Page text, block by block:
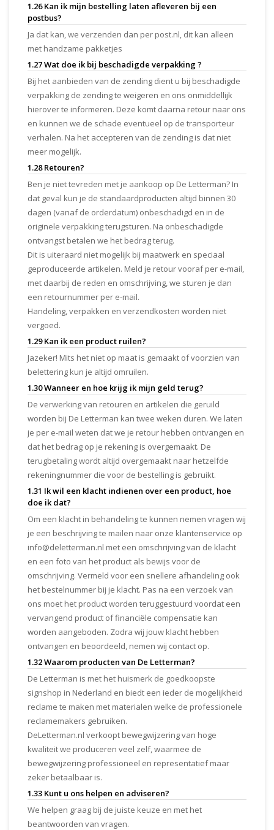
1.26 Kan ik mijn bestelling laten afleveren bij een
postbus?
Ja dat kan, we verzenden dan per post.nl, dit kan alleen
met handzame pakketjes
1.27 Wat doe ik bij beschadigde verpakking ?
Bij het aanbieden van de zending dient u bij beschadigde
verpakking de zending te weigeren en ons onmiddellijk
hierover te informeren. Deze komt daarna retour naar ons
en kunnen we de schade eventueel op de transporteur
verhalen. Na het accepteren van de zending is dat niet
meer mogelijk.
1.28 Retouren?
Ben je niet tevreden met je aankoop op De Letterman? In
dat geval kun je de standaardproducten altijd binnen 30
dagen (vanaf de orderdatum) onbeschadigd en in de
originele verpakking terugsturen. Na onbeschadigde
ontvangst betalen we het bedrag terug.
Dit is uiteraard niet mogelijk bij maatwerk en speciaal
geproduceerde artikelen. Meld je retour vooraf per e-mail,
met daarbij de reden en omschrijving, we sturen je dan
een retournummer per e-mail.
Handeling, verpakken en verzendkosten worden niet
vergoed.
1.29 Kan ik een product ruilen?
Jazeker! Mits het niet op maat is gemaakt of voorzien van
belettering kun je altijd omruilen.
1.30 Wanneer en hoe krijg ik mijn geld terug?
De verwerking van retouren en artikelen die geruild
worden bij De Letterman kan twee weken duren. We laten
je per e-mail weten dat we je retour hebben ontvangen en
dat het bedrag op je rekening is overgemaakt. De
terugbetaling wordt altijd overgemaakt naar hetzelfde
rekeningnummer die voor de bestelling is gebruikt.
1.31 Ik wil een klacht indienen over een product, hoe
doe ik dat?
Om een klacht in behandeling te kunnen nemen vragen wij
je een beschrijving te mailen naar onze klantenservice op
info@deletterman.nl met een omschrijving van de klacht
en een foto van het product als bewijs voor de
omschrijving. Vermeld voor een snellere afhandeling ook
het bestelnummer bij je klacht. Pas na een verzoek van
ons moet het product worden teruggestuurd voordat een
vervangend product of financiële compensatie kan
worden aangeboden. Zodra wij jouw klacht hebben
ontvangen en beoordeeld, nemen wij contact op.
1.32 Waarom producten van De Letterman?
De Letterman is met het huismerk de goedkoopste
signshop in Nederland en biedt een ieder de mogelijkheid
reclame te maken met materialen welke de professionele
reclamemakers gebruiken.
DeLetterman.nl verkoopt bewegwijzering van hoge
kwaliteit we produceren veel zelf, waarmee de
bewegwijzering professioneel en representatief maar
zeker betaalbaar is.
1.33 Kunt u ons helpen en adviseren?
We helpen graag bij de juiste keuze en met het
beantwoorden van vragen.